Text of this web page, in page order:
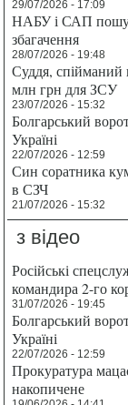
29/07/2026 - 17:09
НАБУ і САП
збагачення
28/07/2026 - 19:48
Суддя, спійманий
млн грн для ЗСУ
23/07/2026 - 15:32
Болгарський
Україні
22/07/2026 - 12:59
Син соратника
в СЗЧ
21/07/2026 - 15:32
з відео
Російські
командира 2-го
31/07/2026 - 19:45
Болгарський
Україні
22/07/2026 - 12:59
Прокуратура
накопичене